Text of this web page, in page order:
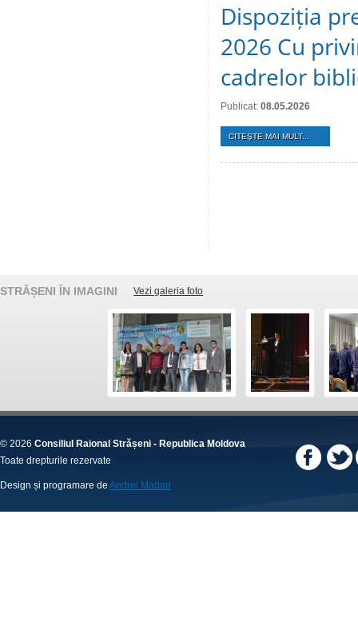
Dispoziția
2026 Cu
cadrelor
Publicat: 08.05.2026
CITEŞTE MAI MULT...
STRĂȘENI ÎN IMAGINI Vezi galeria foto
© 2026 Consiliul Raional Strășeni - Republica Moldova
Toate drepturile rezervate
Design și programare de Andrei Madan